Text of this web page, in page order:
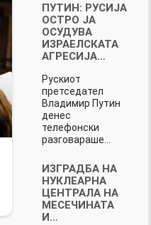
ПУТИН: РУСИЈА
ОСТРО ЈА
ОСУДУВА
ИЗРАЕЛСКАТА
АГРЕСИЈА…
Рускиот
претседател
Владимир Путин
денес
телефонски
разговараше…
ИЗГРАДБА НА
НУКЛЕАРНА
ЦЕНТРАЛА НА
МЕСЕЧИНАТА
И…